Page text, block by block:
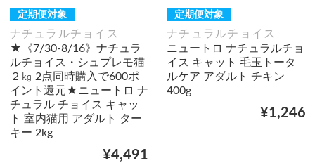
定期便対象
ナチュラルチョイス
★《7/30-8/16》ナチュラ
ルチョイス・シュプレモ猫
２㎏ 2点同時購入で600ポ
イント還元★ニュートロ ナ
チュラル チョイス キャッ
ト 室内猫用 アダルト ター
キー 2kg
¥4,491
定期便対象
ナチュラルチョイス
ニュートロ ナチュラルチョ
イス キャット 毛玉トータ
ルケア アダルト チキン
400g
¥1,246